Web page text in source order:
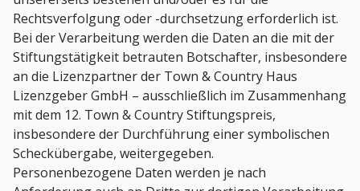
Rechtsverfolgung oder -durchsetzung erforderlich ist.
Bei der Verarbeitung werden die Daten an die mit der
Stiftungstätigkeit betrauten Botschafter, insbesondere
an die Lizenzpartner der Town & Country Haus
Lizenzgeber GmbH – ausschließlich im Zusammenhang
mit dem 12. Town & Country Stiftungspreis,
insbesondere der Durchführung einer symbolischen
Scheckübergabe, weitergegeben.
Personenbezogene Daten werden je nach